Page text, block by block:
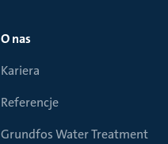
O nas
Kariera
Referencje
Grundfos Water Treatment